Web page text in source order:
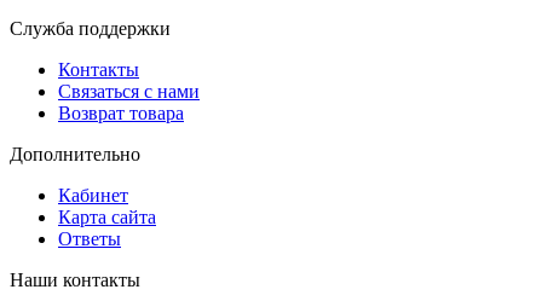
Служба поддержки
Контакты
Связаться с нами
Возврат товара
Дополнительно
Кабинет
Карта сайта
Ответы
Наши контакты